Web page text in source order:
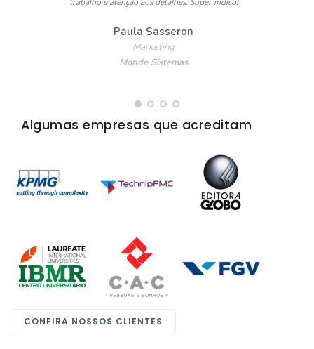
Paula Sasseron
Marketing
Monde Sistemas
Algumas empresas que acreditam
CONFIRA NOSSOS CLIENTES